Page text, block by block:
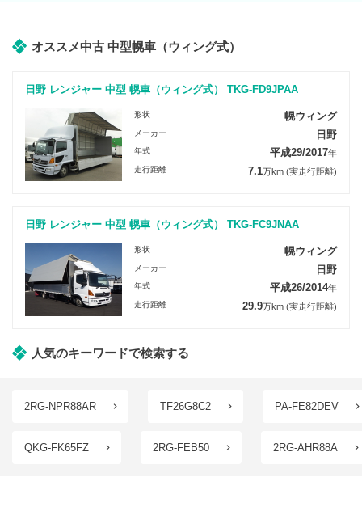
オススメ中古 中型幌車（ウィング式）
日野 レンジャー 中型 幌車（ウィング式） TKG-FD9JPAA
形状 幌ウィング
メーカー 日野
年式 平成29/2017年
走行距離 7.1万km (実走行距離)
日野 レンジャー 中型 幌車（ウィング式） TKG-FC9JNAA
形状 幌ウィング
メーカー 日野
年式 平成26/2014年
走行距離 29.9万km (実走行距離)
人気のキーワードで検索する
2RG-NPR88AR TF26G8C2 PA-FE82DEV
QKG-FK65FZ 2RG-FEB50 2RG-AHR88A